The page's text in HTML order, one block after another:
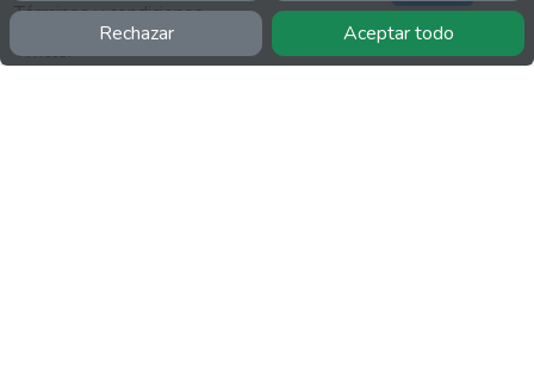
Rechazar Aceptar todo
Términos y condiciones
Twitter